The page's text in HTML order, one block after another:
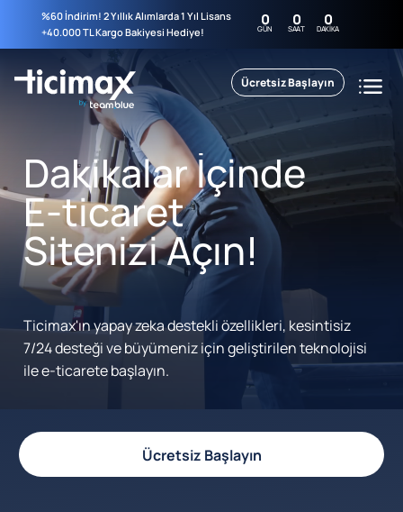
%60 İndirim! 2 Yıllık Alımlarda 1 Yıl Lisans
+40.000 TL Kargo Bakiyesi Hediye!
0
GÜN 0
SAAT 0
DAKIKA
Ücretsiz Başlayın
Dakikalar İçinde
E-ticaret
Sitenizi Açın!
Ticimax'ın yapay zeka destekli özellikleri, kesintisiz
7/24 desteği ve büyümeniz için geliştirilen teknolojisi
ile e-ticarete başlayın.
Ücretsiz Başlayın